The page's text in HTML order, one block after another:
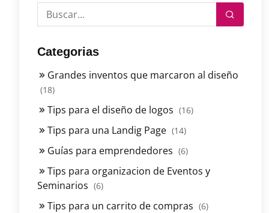
Categorias
Grandes inventos que marcaron al diseño
(18)
Tips para el diseño de logos (16)
Tips para una Landig Page (14)
Guías para emprendedores (6)
Tips para organizacion de Eventos y
Seminarios (6)
Tips para un carrito de compras (6)